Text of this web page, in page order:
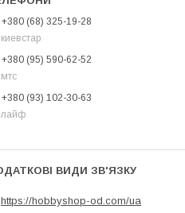
+380 (68) 325-19-28
киевстар
+380 (95) 590-62-52
мтс
+380 (93) 102-30-63
лайф
https://hobbyshop-od.com/ua